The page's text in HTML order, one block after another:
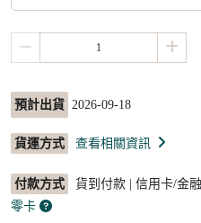
預計出貨 2026-09-18
貨運方式 查看相關資訊
付款方式 貨到付款 | 信用卡/金
零卡